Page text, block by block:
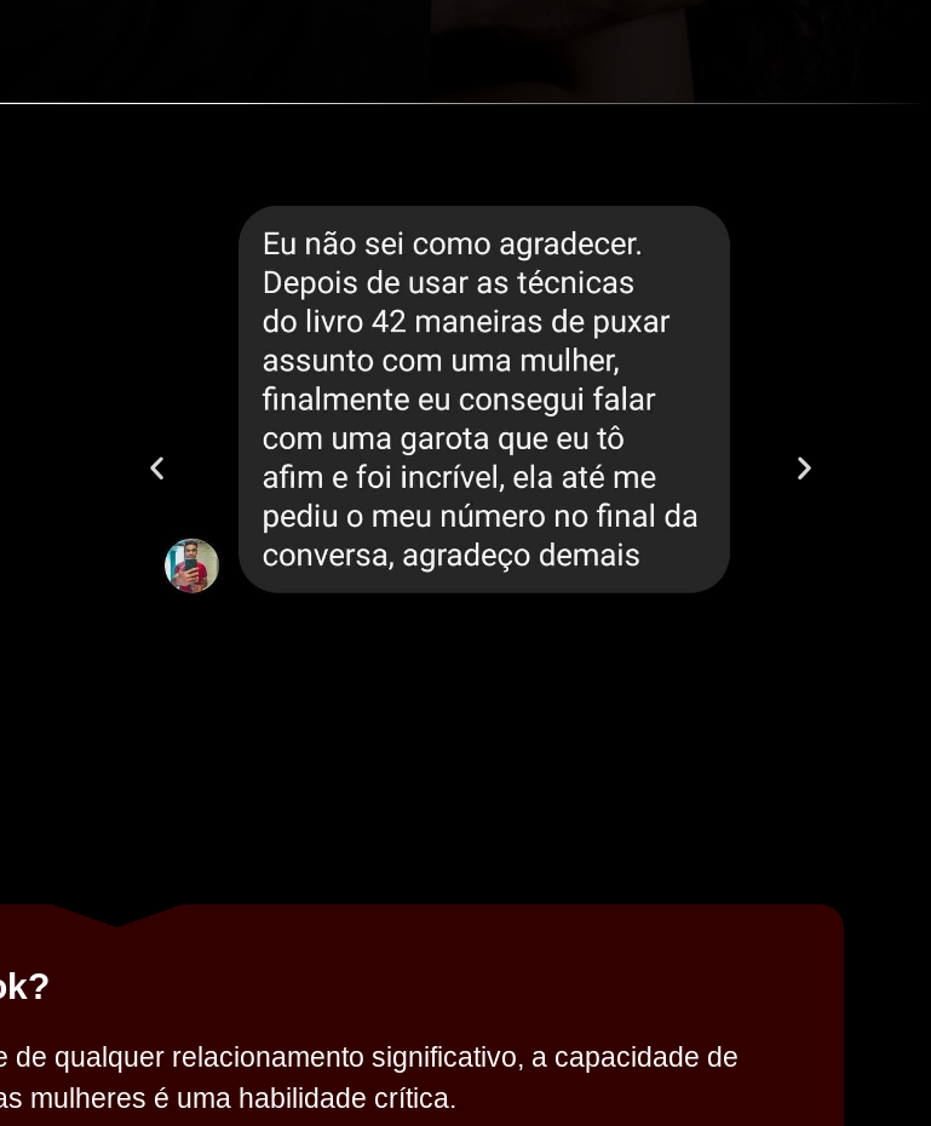
qualquer relacionamento significativo, a capacidade de
mulheres é uma habilidade crítica.